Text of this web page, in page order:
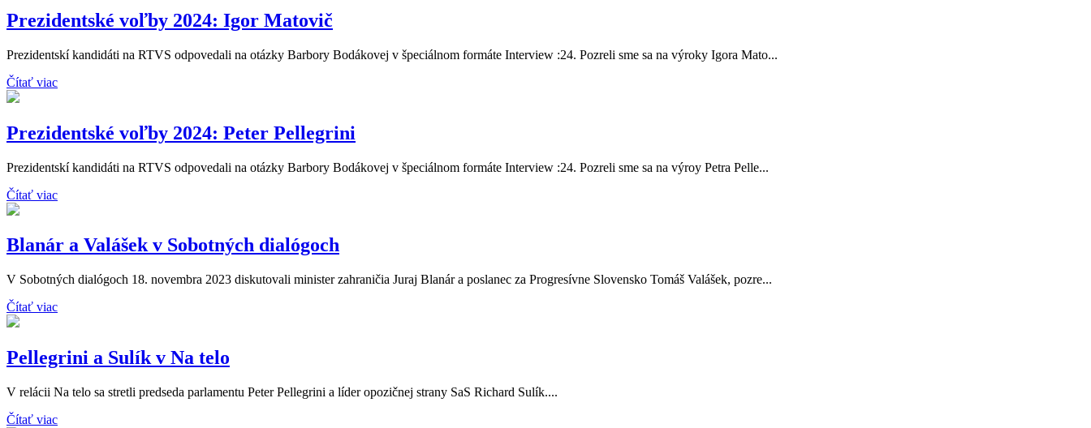
Prezidentské voľby 2024: Igor Matovič
Prezidentskí kandidáti na RTVS odpovedali na otázky Barbory Bodákovej v špeciálnom formáte Interview :24. Pozreli sme sa na výroky Igora Mato...
Čítať viac
Prezidentské voľby 2024: Peter Pellegrini
Prezidentskí kandidáti na RTVS odpovedali na otázky Barbory Bodákovej v špeciálnom formáte Interview :24. Pozreli sme sa na výroy Petra Pelle...
Čítať viac
Blanár a Valášek v Sobotných dialógoch
V Sobotných dialógoch 18. novembra 2023 diskutovali minister zahraničia Juraj Blanár a poslanec za Progresívne Slovensko Tomáš Valášek, pozre...
Čítať viac
Pellegrini a Sulík v Na telo
V relácii Na telo sa stretli predseda parlamentu Peter Pellegrini a líder opozičnej strany SaS Richard Sulík....
Čítať viac